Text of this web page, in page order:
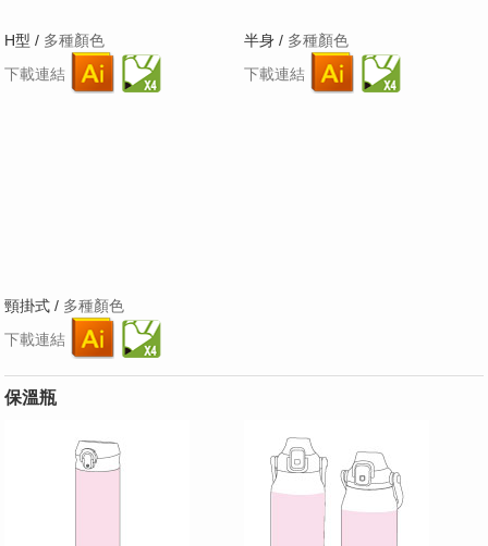
H型 / 多種顏色
下載連結
半身 / 多種顏色
下載連結
頸掛式 / 多種顏色
下載連結
保溫瓶